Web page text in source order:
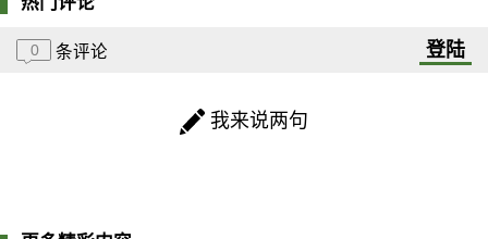
0 条评论 登陆
我来说两句